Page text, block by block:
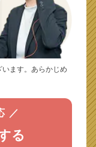
ます。あらかじめ
／
る